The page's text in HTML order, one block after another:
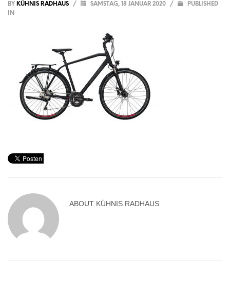
BY KÜHNIS RADHAUS / SAMSTAG, 18 JANUAR 2020 /
PUBLISHED
IN
ABOUT KÜHNIS RADHAUS